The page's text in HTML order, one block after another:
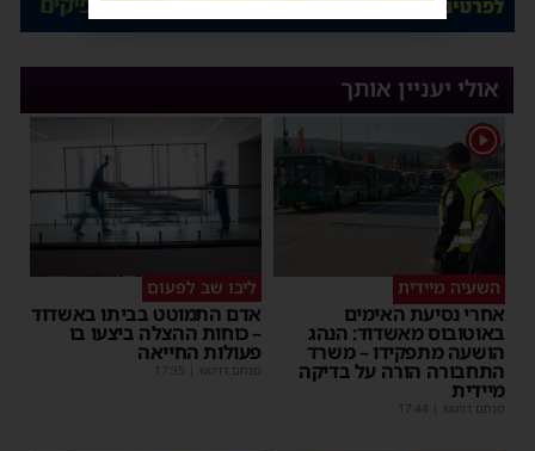
אולי יעניין אותך
1
השעיה מיידית
אחרי נסיעת האימים
באוטובוס מאשדוד: הנהג
הושעה מתפקידו – משרד
התחבורה הורה על בדיקה
מיידית
מנחם דויטש 17:44
ליבו שב לפעום
אדם התמוטט בביתו באשדוד
– כוחות ההצלה ביצעו בו
פעולות החייאה
מנחם דויטש 17:35